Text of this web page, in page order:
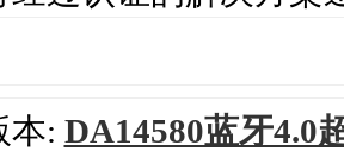
本: DA14580蓝牙4.0